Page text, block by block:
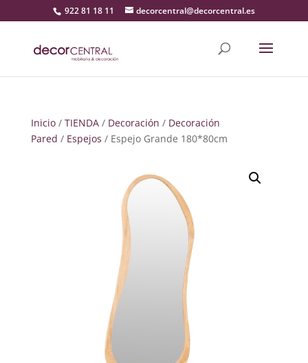
922 81 18 11 decorcentral@decorcentral.es
Inicio/ TIENDA/ Decoración / Decoración
Pared / Espejos / Espejo Grande 180*80cm